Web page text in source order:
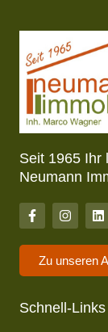
Seit 1965 Ihr
Neumann
Zu unseren
Schnell-Links